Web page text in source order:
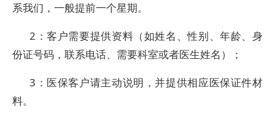
系我们，一般提前一个星期。
2：客户需要提供资料（如姓名、性别、年龄、身
份证号码，联系电话、需要科室或者医生姓名）；
3：医保客户请主动说明，并提供相应医保证件材
料。